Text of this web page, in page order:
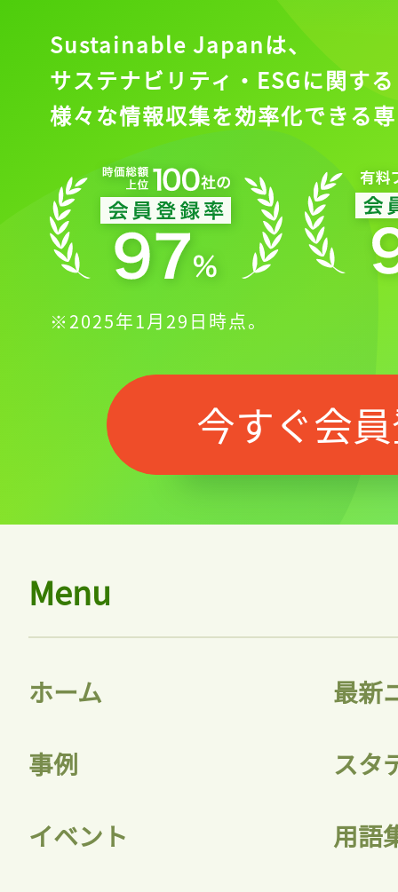
Sustainable Japanは、
サステナビリティ・ESGに関する
様々な情報収集を効率化できる
※2025年1月29日時点。
今すぐ会
Menu
ホーム 最新
事例 スタ
イベント 用語